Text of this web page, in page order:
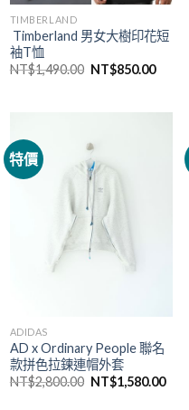
TIMBERLAND
Timberland 男女大樹印花短
袖T恤
NT$1,490.00 NT$850.00
特價
ADIDAS
AD x Ordinary People 聯名
款拼色拉鍊連帽外套
NT$2,800.00 NT$1,580.00